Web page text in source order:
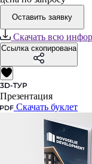
Оставить заявку
Скачать всю
Ссылка скопирована
Презентация
Скачать буклет